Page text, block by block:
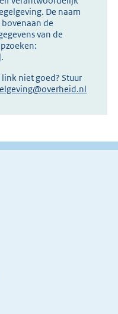
De naam
de
van de
.
niet goed? Stuur